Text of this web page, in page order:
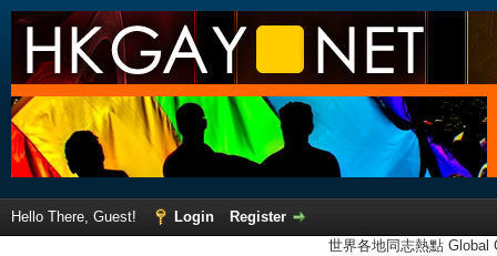
Hello There, Guest! Login
Register
世界各地同志熱點